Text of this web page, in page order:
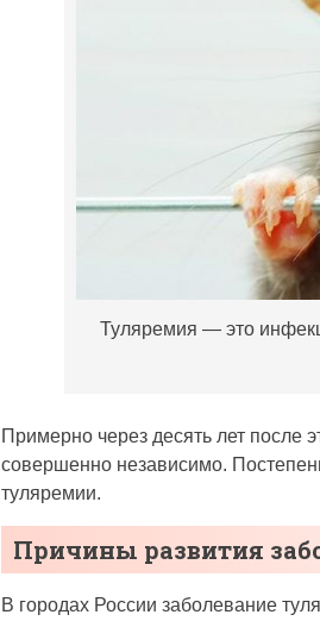
Туляремия — это
Примерно через десять лет после
совершенно независимо.
туляремии.
Причины развития
В городах России заболевание